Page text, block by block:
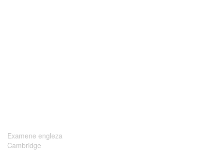
Examene engleza
Cambridge